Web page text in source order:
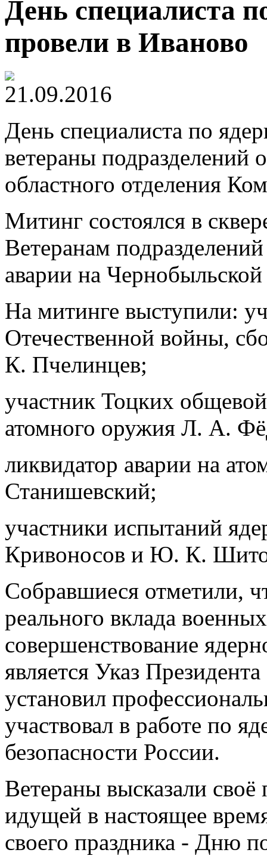
День специалиста
провели в Иваново
21.09.2016
День специалиста по
ветераны подразделений
областного отделения
Митинг состоялся в
Ветеранам
аварии на
На митинге выступили:
Отечественной войны,
К. Пчелинцев;
участник Тоцких
атомного оружия Л. А.
ликвидатор аварии на
Станишевский;
участники испытаний
Кривоносов и Ю. К.
Собравшиеся отметили,
реального вклада
совершенствование
является Указ
установил
участвовал в работе по
безопасности России.
Ветераны высказали
идущей в настоящее
своего праздника - Дню